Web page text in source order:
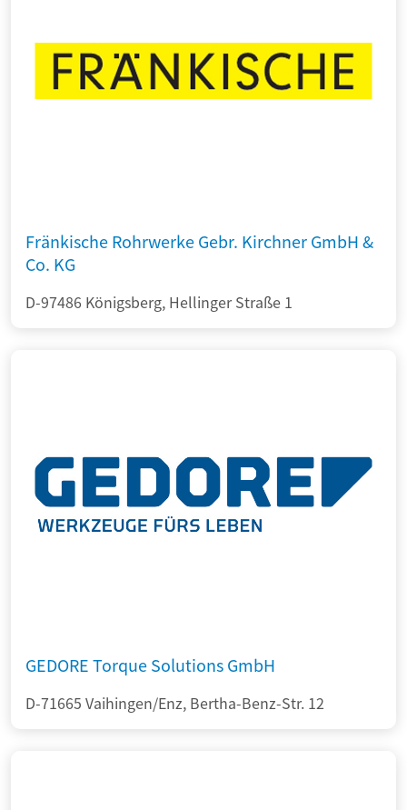
Fränkische Rohrwerke Gebr. Kirchner GmbH &
Co. KG
D-97486 Königsberg, Hellinger Straße 1
GEDORE Torque Solutions GmbH
D-71665 Vaihingen/Enz, Bertha-Benz-Str. 12